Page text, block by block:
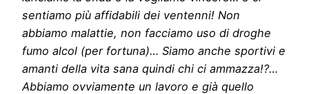
sentiamo più affidabili dei ventenni! Non
abbiamo malattie, non facciamo uso di droghe
fumo alcol (per fortuna)… Siamo anche sportivi e
amanti della vita sana quindi chi ci ammazza!?…
Abbiamo ovviamente un lavoro e già quello